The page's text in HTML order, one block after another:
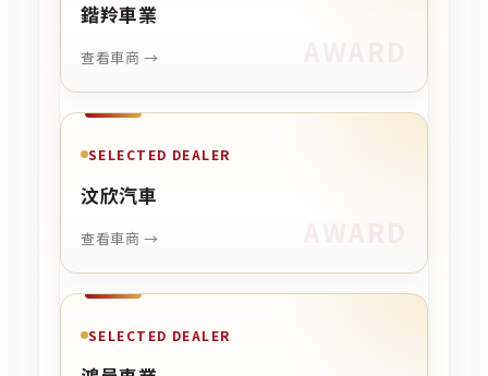
鍇羚車業
查看車商 →
SELECTED DEALER
汶欣汽車
查看車商 →
SELECTED DEALER